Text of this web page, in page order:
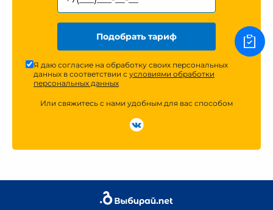
Подобрать тариф
Я даю согласие на обработку своих персональных
данных в соответствии с условиями обработки
персональных данных
Или свяжитесь с нами удобным для вас способом